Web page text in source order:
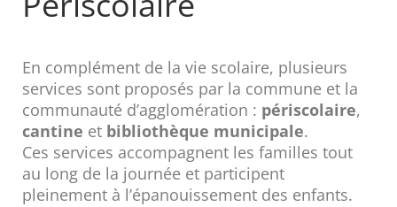
En complément de la vie scolaire, plusieurs
services sont proposés par la commune et la
communauté d’agglomération : périscolaire,
cantine et bibliothèque municipale.
Ces services accompagnent les familles tout
au long de la journée et participent
pleinement à l’épanouissement des enfants.